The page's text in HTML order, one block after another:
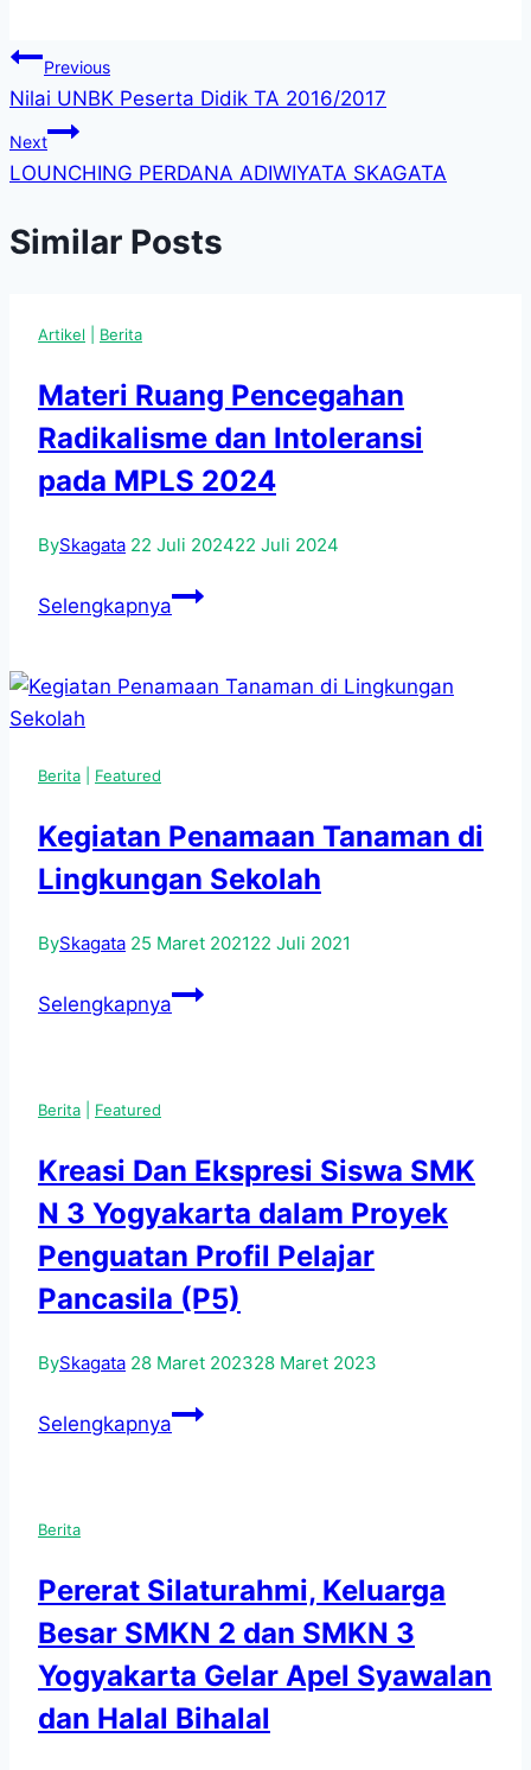
Navigasi
pos
Previous
Nilai UNBK Peserta Didik TA 2016/2017
Next
LOUNCHING PERDANA ADIWIYATA SKAGATA
Similar Posts
Artikel Berita
Materi Ruang Pencegahan
Radikalisme dan Intoleransi
pada MPLS 2024
BySkagata 22 Juli 202422 Juli 2024
SelengkapnyaMateri
Radikalisme
2024
Berita Featured
Kegiatan Penamaan Tanaman di
Lingkungan Sekolah
BySkagata 25 Maret 202122 Juli 2021
SelengkapnyaKegiatan
Berita Featured
Kreasi Dan Ekspresi Siswa SMK
N 3 Yogyakarta dalam Proyek
Penguatan Profil Pelajar
Pancasila (P5)
BySkagata 28 Maret 202328 Maret 2023
SelengkapnyaKreasi
3
Yogyakarta
dalam
Proyek
Penguatan
Berita
Pererat Silaturahmi, Keluarga
Besar SMKN 2 dan SMKN 3
Yogyakarta Gelar Apel Syawalan
dan Halal Bihalal